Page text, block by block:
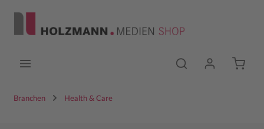
Branchen Health & Care